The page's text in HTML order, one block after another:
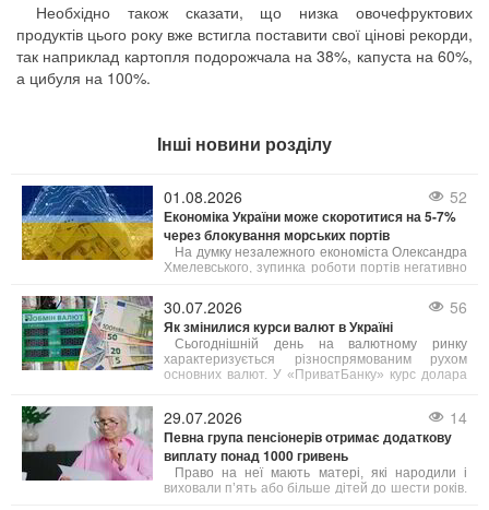
Необхідно також сказати, що низка овочефруктових
продуктів цього року вже встигла поставити свої цінові рекорди,
так наприклад картопля подорожчала на 38%, капуста на 60%,
а цибуля на 100%.
Інші новини розділу
01.08.2026 52
Економіка України може скоротитися на 5-7%
через блокування морських портів
На думку незалежного економіста Олександра
Хмелевського, зупинка роботи портів негативно
країни, що призведе до зменшення бюджетних
надходжень та зниження добробуту населення.
30.07.2026 56
Як змінилися курси валют в Україні
Сьогоднішній день на валютному ринку
характеризується різноспрямованим рухом
основних валют. У «ПриватБанку» курс долара
зафіксувавшись на позначці 45,05 грн.
29.07.2026 14
Певна група пенсіонерів отримає додаткову
виплату понад 1000 гривень
Право на неї мають матері, які народили і
виховали п’ять або більше дітей до шести років.